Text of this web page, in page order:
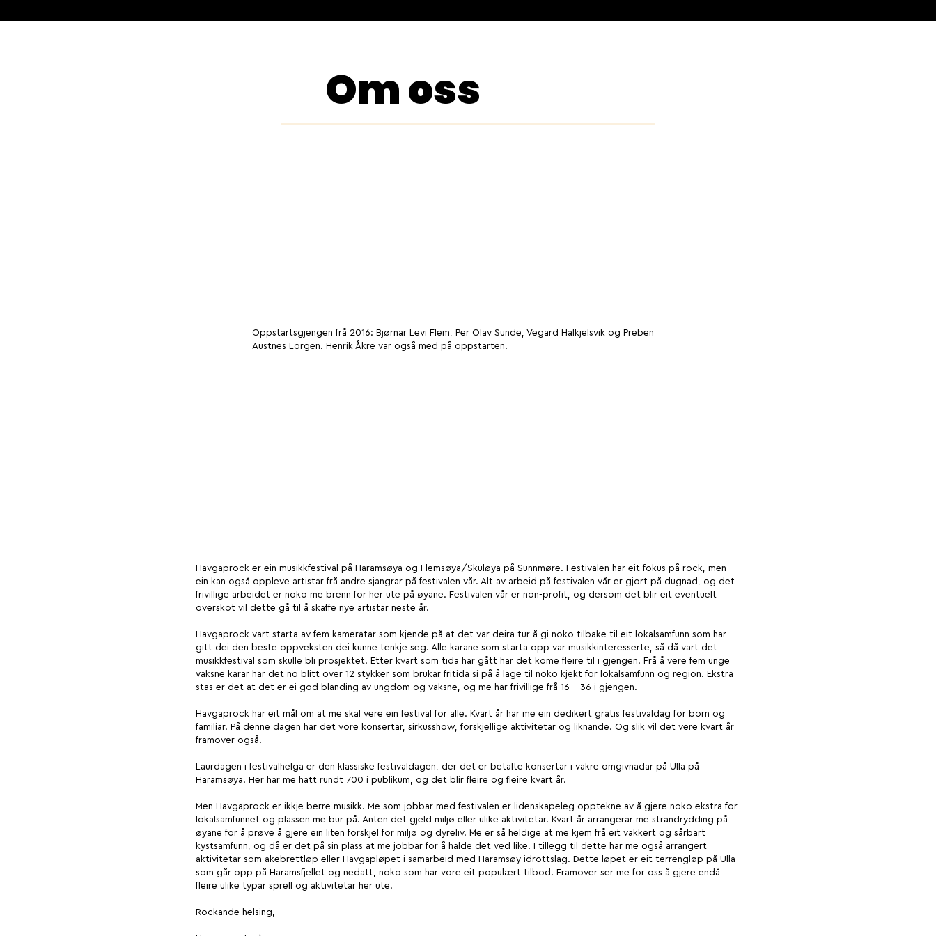
Om oss
Oppstartsgjengen frå 2016: Bjørnar Levi Flem, Per Olav Sunde, Vegard Halkjelsvik og Preben
Austnes Lorgen. Henrik Åkre var også med på oppstarten.
Havgaprock er ein musikkfestival på Haramsøya og Flemsøya/Skuløya på Sunnmøre. Festivalen har eit fokus på rock, men
ein kan også oppleve artistar frå andre sjangrar på festivalen vår. Alt av arbeid på festivalen vår er gjort på dugnad, og det
frivillige arbeidet er noko me brenn for her ute på øyane. Festivalen vår er non-profit, og dersom det blir eit eventuelt
overskot vil dette gå til å skaffe nye artistar neste år.
Havgaprock vart starta av fem kameratar som kjende på at det var deira tur å gi noko tilbake til eit lokalsamfunn som har
gitt dei den beste oppveksten dei kunne tenkje seg. Alle karane som starta opp var musikkinteresserte, så då vart det
musikkfestival som skulle bli prosjektet. Etter kvart som tida har gått har det kome fleire til i gjengen. Frå å vere fem unge
vaksne karar har det no blitt over 12 stykker som brukar fritida si på å lage til noko kjekt for lokalsamfunn og region. Ekstra
stas er det at det er ei god blanding av ungdom og vaksne, og me har frivillige frå 16 - 36 i gjengen.
Havgaprock har eit mål om at me skal vere ein festival for alle. Kvart år har me ein dedikert gratis festivaldag for born og
familiar. På denne dagen har det vore konsertar, sirkusshow, forskjellige aktivitetar og liknande. Og slik vil det vere kvart år
framover også.
Laurdagen i festivalhelga er den klassiske festivaldagen, der det er betalte konsertar i vakre omgivnadar på Ulla på
Haramsøya. Her har me hatt rundt 700 i publikum, og det blir fleire og fleire kvart år.
Men Havgaprock er ikkje berre musikk. Me som jobbar med festivalen er lidenskapeleg opptekne av å gjere noko ekstra for
lokalsamfunnet og plassen me bur på. Anten det gjeld miljø eller ulike aktivitetar. Kvart år arrangerar me strandrydding på
øyane for å prøve å gjere ein liten forskjel for miljø og dyreliv. Me er så heldige at me kjem frå eit vakkert og sårbart
kystsamfunn, og då er det på sin plass at me jobbar for å halde det ved like. I tillegg til dette har me også arrangert
aktivitetar som akebrettløp eller Havgapløpet i samarbeid med Haramsøy idrottslag. Dette løpet er eit terrengløp på Ulla
som går opp på Haramsfjellet og nedatt, noko som har vore eit populært tilbod. Framover ser me for oss å gjere endå
fleire ulike typar sprell og aktivitetar her ute.
Rockande helsing,